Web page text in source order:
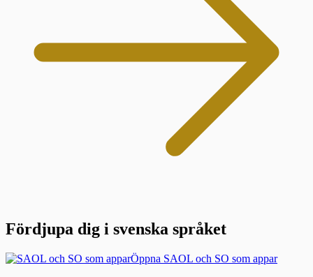
Fördjupa dig i svenska språket
Öppna SAOL och SO som appar